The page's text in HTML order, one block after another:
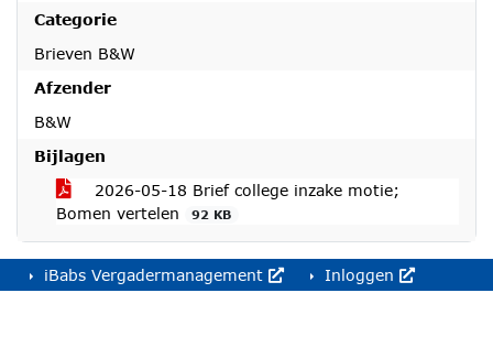
Categorie
Brieven B&W
Afzender
B&W
Bijlagen
2026-05-18 Brief college inzake motie;
Bomen vertelen
92 KB
iBabs Vergadermanagement Inloggen